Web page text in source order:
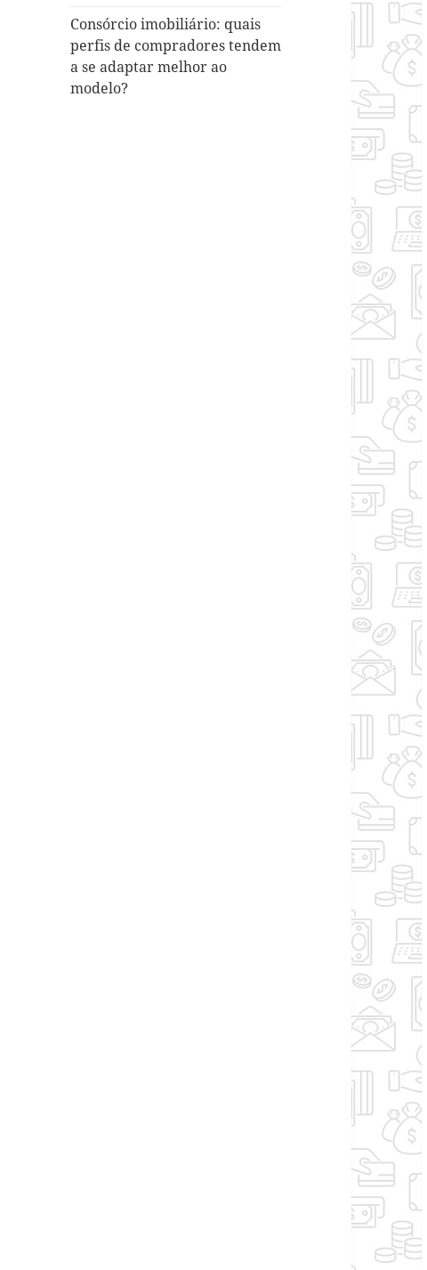
Consórcio imobiliário: quais
perfis de compradores tendem
a se adaptar melhor ao
modelo?